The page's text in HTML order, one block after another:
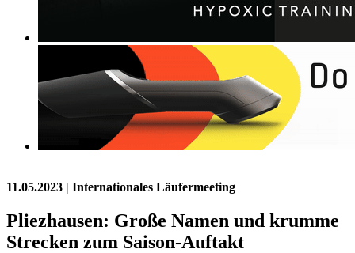
11.05.2023 | Internationales Läufermeeting
Pliezhausen: Große Namen und krumme
Strecken zum Saison-Auftakt